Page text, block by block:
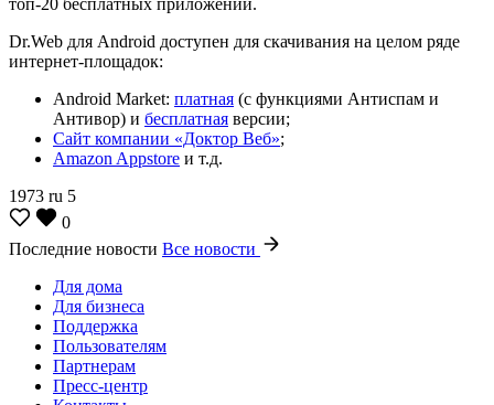
Dr.Web для Android доступен для скачивания на целом ряде
интернет-площадок:
Android Market: платная (с функциями Антиспам и
Антивор) и бесплатная версии;
Сайт компании «Доктор Веб»;
Amazon Appstore и т.д.
1973 ru 5
0
Последние новости Все новости
Для дома
Для бизнеса
Поддержка
Пользователям
Партнерам
Пресс-центр